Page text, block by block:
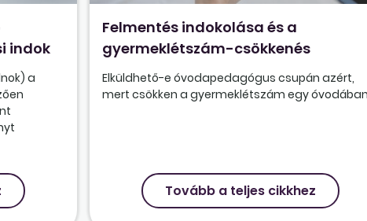
indok
a
Felmentés indokolása és a
gyermeklétszám-csökkenés
Elküldhető-e óvodapedagógus csupán azért,
mert csökken a gyermeklétszám egy
Tovább a teljes cikkhez